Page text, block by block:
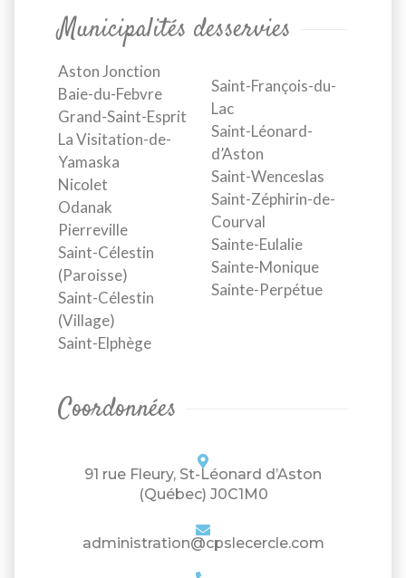
Municipalités desservies
Aston Jonction
Baie-du-Febvre
Grand-Saint-Esprit
La Visitation-de-
Yamaska
Nicolet
Odanak
Pierreville
Saint-Célestin
(Paroisse)
Saint-Célestin
(Village)
Saint-Elphège
Saint-François-du-
Lac
Saint-Léonard-
d’Aston
Saint-Wenceslas
Saint-Zéphirin-de-
Courval
Sainte-Eulalie
Sainte-Monique
Sainte-Perpétue
Coordonnées
91 rue Fleury, St-Léonard d’Aston
(Québec) J0C1M0
administration@cpslecercle.com